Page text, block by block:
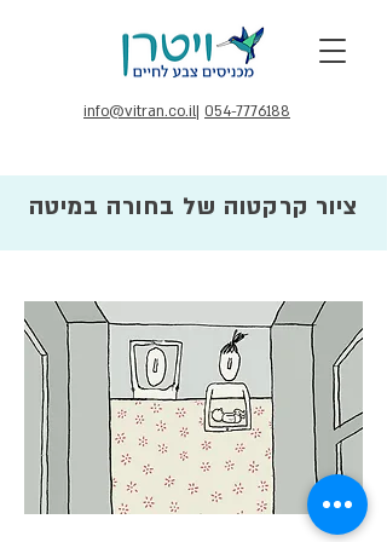
info@vitran.co.il| 054-7776188
ציור קרקטוה של בחורה במיטה